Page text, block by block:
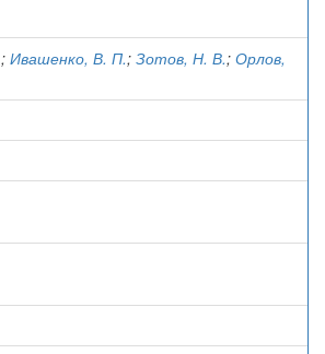
; Ивашенко, В. П.; Зотов, Н. В.; Орлов,